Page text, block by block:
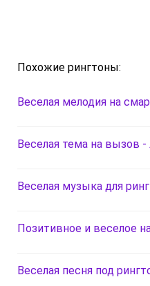
Похожие рингтоны:
Веселая мелодия на
Веселая тема на вызов -
Веселая музыка для
Позитивное и веселое
Веселая песня под